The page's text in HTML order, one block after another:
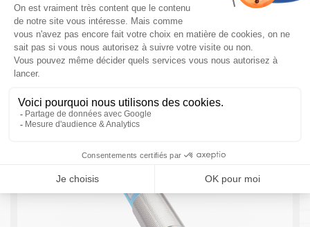
Calculateur Chauffage/Liquide/Gaz
Blog
Nos Réalisations
Conseils et Actualités
brasseries
Devis, Tarifs, Renseignements techniques
NOUS CONTACTER
1 résultat